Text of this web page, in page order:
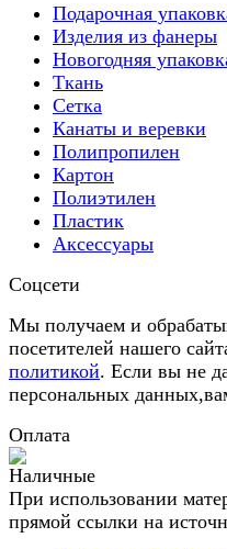
Подарочная
Изделия из фанеры
Новогодняя
Ткань
Сетка
Канаты и веревки
Полипропилен
Картон
Полиэтилен
Пластик
Аксессуары
Соцсети
Мы получаем и
посетителей нашего
политикой. Если вы не
персональных
Оплата
При использовании
прямой ссылки на